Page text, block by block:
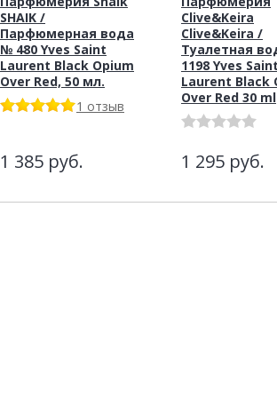
SHAIK /
Парфюмерная вода
№ 480 Yves Saint
Laurent Black Opium
Over Red, 50 мл.
1 отзыв
1 385 руб.
Clive&Keira
Clive&Keira /
Туалетная
1198 Yves Saint
Laurent Black
Over Red 30 ml
1 295 руб.